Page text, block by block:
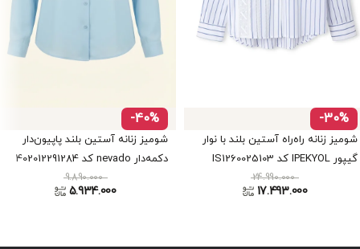
-30%
شومیز زنانه راه‌راه آستین بلند با نوار
گیپور IPEKYOL کد IS1260025103
24.990.000
17.493.000
-40%
شومیز زنانه آستین بلند پاپیون‌دار
دکمه‌دار nevado کد 402012291284
9.890.000
5.934.000